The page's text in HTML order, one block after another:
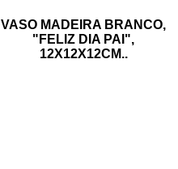
VASO MADEIRA BRANCO,
"FELIZ DIA PAI",
12X12X12CM..